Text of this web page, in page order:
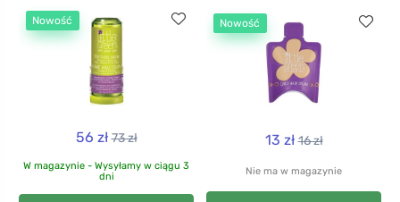
Nowość
56 zł 73 zł
W magazynie - Wysyłamy w ciągu 3
dni
Nowość
13 zł 16 zł
Nie ma w magazynie